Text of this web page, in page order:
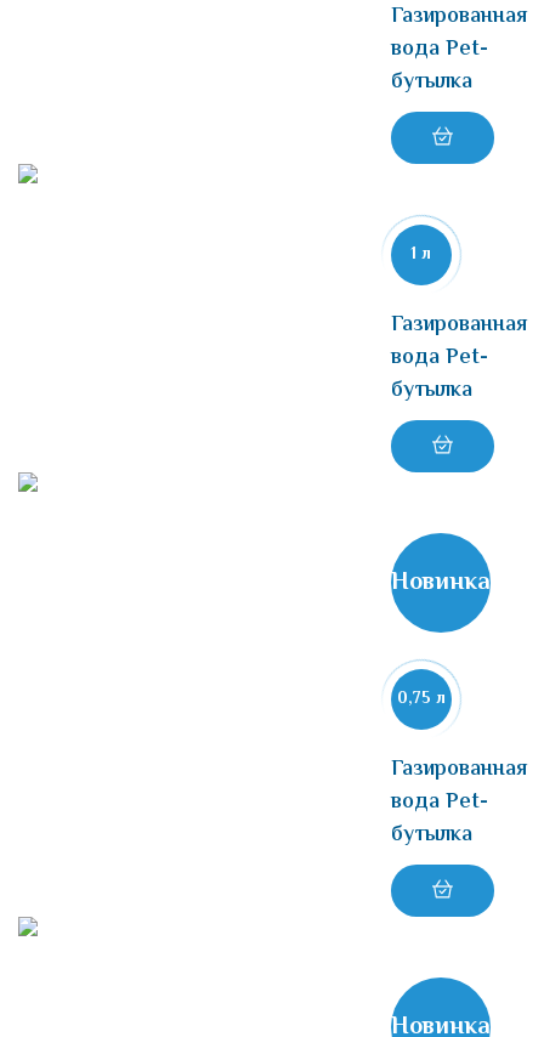
Газированная
вода Pet-
бутылка
1 л
Газированная
вода Pet-
бутылка
Новинка
0,75 л
Газированная
вода Pet-
бутылка
Новинка